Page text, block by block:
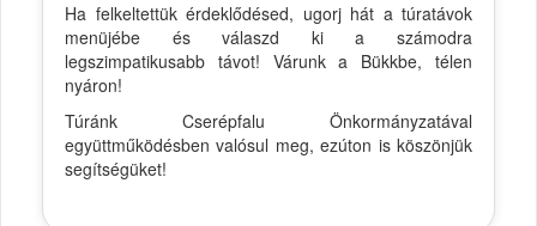
Ha felkeltettük érdeklődésed, ugorj hát a túratávok
menüjébe és válaszd ki a számodra
legszimpatikusabb távot! Várunk a Bükkbe, télen
nyáron!
Túránk Cserépfalu Önkormányzatával
együttműködésben valósul meg, ezúton is köszönjük
segítségüket!